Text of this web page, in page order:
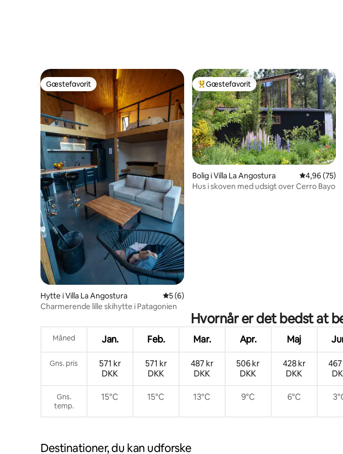
Gæstefavorit
Gæstefavorit
Hytte i Villa La Angostura 5 ud af 5 i gennemsnitlig bedømmelse, 6 omtaler
5 (6)
Charmerende lille skihytte i Patagonien
Bedste gæstefavorit
Gæstefavorit
Bolig i Villa La Angostura 4,96 ud af
4,96 (75)
Hus i skoven med udsigt over Cerro Bayo
Hvornår er det bedst at
Måned Jan. Feb. Mar. Apr. Maj
Gns. pris
571 kr
DKK
571 kr
DKK
487 kr
DKK
506 kr
DKK
428 kr
DKK
Gns.
temp.
15°C 15°C 13°C 9°C 6°C
Destinationer, du kan udforske